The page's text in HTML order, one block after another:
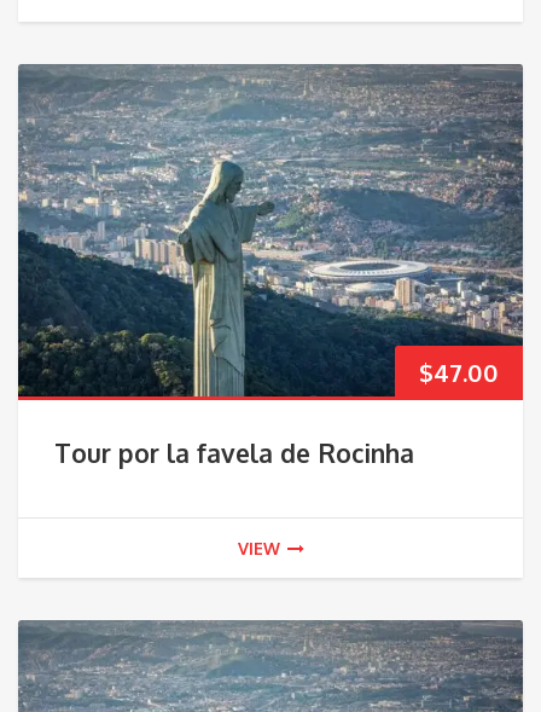
$47.00
Tour por la favela de Rocinha
VIEW